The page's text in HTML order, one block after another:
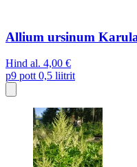
Allium ursinum
Hind al. 4,00 €
p9 pott 0,5 liitrit